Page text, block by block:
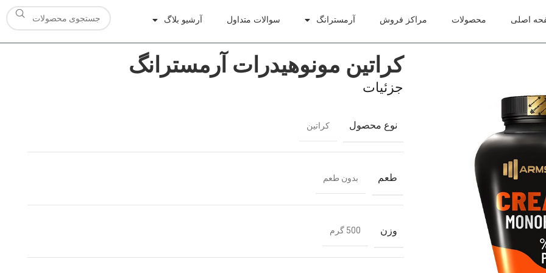
اصلی محصولات مراکز فروش آرمسترانگ سوالات متداول آرشیو بلاگ
کراتین مونوهیدرات آرمسترانگ
جزئیات
نوع محصول کراتین
طعم بدون طعم
وزن 500 گرم